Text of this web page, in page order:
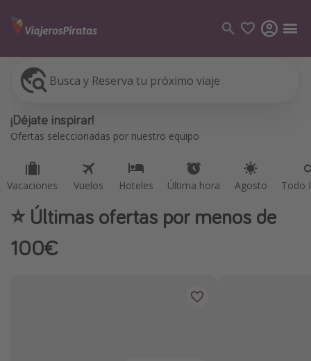
Busca y Reserva tu próximo viaje
¡Déjate inspirar!
Ofertas seleccionadas por nuestro equipo
Vacaciones Vuelos Hoteles Última hora Agosto Todo
Vacaciones
Vuelos
Viajes
⭐️ Últimas ofertas por menos de
100€